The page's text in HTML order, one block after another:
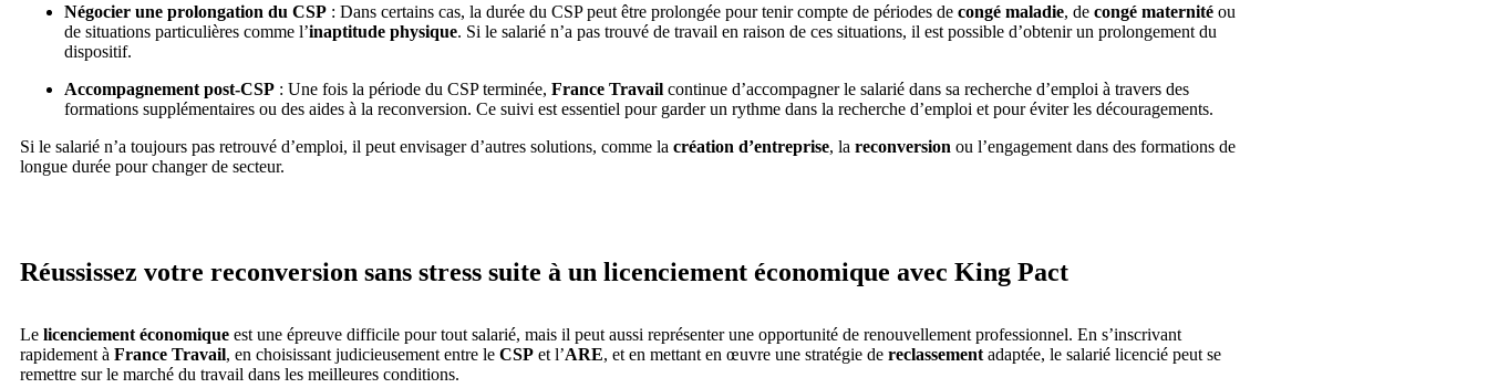
Négocier une prolongation du CSP : Dans certains cas, la durée du CSP peut être prolongée pour tenir compte de périodes de congé maladie, de congé maternité ou
de situations particulières comme l’inaptitude physique. Si le salarié n’a pas trouvé de travail en raison de ces situations, il est possible d’obtenir un prolongement du
dispositif.
Accompagnement post-CSP : Une fois la période du CSP terminée, France Travail continue d’accompagner le salarié dans sa recherche d’emploi à travers des
formations supplémentaires ou des aides à la reconversion. Ce suivi est essentiel pour garder un rythme dans la recherche d’emploi et pour éviter les découragements.
Si le salarié n’a toujours pas retrouvé d’emploi, il peut envisager d’autres solutions, comme la création d’entreprise, la reconversion ou l’engagement dans des formations de
longue durée pour changer de secteur.
Réussissez votre reconversion sans stress suite à un licenciement économique avec King Pact
Le licenciement économique est une épreuve difficile pour tout salarié, mais il peut aussi représenter une opportunité de renouvellement professionnel. En s’inscrivant
rapidement à France Travail, en choisissant judicieusement entre le CSP et l’ARE, et en mettant en œuvre une stratégie de reclassement adaptée, le salarié licencié peut se
remettre sur le marché du travail dans les meilleures conditions.